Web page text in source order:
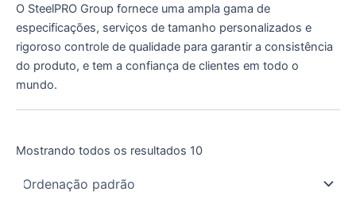
O SteelPRO Group fornece uma ampla gama de
especificações, serviços de tamanho personalizados e
rigoroso controle de qualidade para garantir a consistência
do produto, e tem a confiança de clientes em todo o
mundo.
Mostrando todos os resultados 10